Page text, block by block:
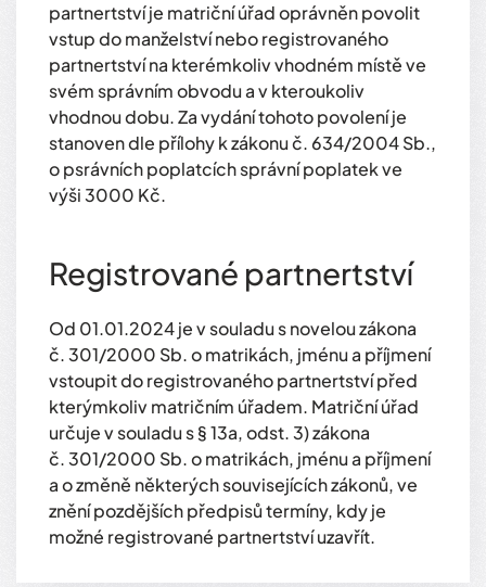
partnertství je matriční úřad oprávněn povolit
vstup do manželství nebo registrovaného
partnertství na kterémkoliv vhodném místě ve
svém správním obvodu a v kteroukoliv
vhodnou dobu. Za vydání tohoto povolení je
stanoven dle přílohy k zákonu č. 634/2004 Sb.,
o psrávních poplatcích správní poplatek ve
výši 3000 Kč.
Registrované partnertství
Od 01.01.2024 je v souladu s novelou zákona
č. 301/2000 Sb. o matrikách, jménu a příjmení
vstoupit do registrovaného partnertství před
kterýmkoliv matričním úřadem. Matriční úřad
určuje v souladu s § 13a, odst. 3) zákona
č. 301/2000 Sb. o matrikách, jménu a příjmení
a o změně některých souvisejících zákonů, ve
znění pozdějších předpisů termíny, kdy je
možné registrované partnertství uzavřít.